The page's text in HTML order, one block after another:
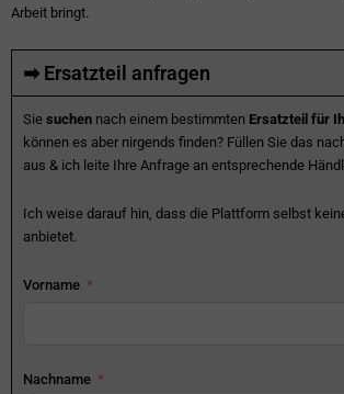
Arbeit bringt.
➡ Ersatzteil anfragen
Sie suchen nach einem bestimmten Ersatzteil für
können es aber nirgends finden? Füllen Sie das
aus & ich leite Ihre Anfrage an entsprechende
Ich weise darauf hin, dass die Plattform selbst
anbietet.
Vorname
Nachname